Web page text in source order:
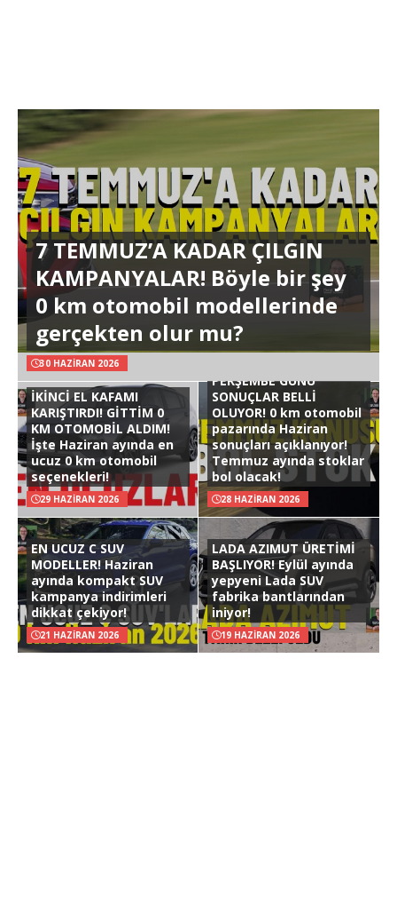
7 TEMMUZ’A KADAR ÇILGIN
KAMPANYALAR! Böyle bir şey
0 km otomobil modellerinde
gerçekten olur mu?
30 HAZIRAN 2026
İKİNCİ EL KAFAMI
KARIŞTIRDI! GİTTİM 0
KM OTOMOBİL ALDIM!
İşte Haziran ayında en
ucuz 0 km otomobil
seçenekleri!
29 HAZIRAN 2026
PERŞEMBE GÜNÜ
SONUÇLAR BELLİ
OLUYOR! 0 km otomobil
pazarında Haziran
sonuçları açıklanıyor!
Temmuz ayında stoklar
bol olacak!
28 HAZIRAN 2026
EN UCUZ C SUV
MODELLER! Haziran
ayında kompakt SUV
kampanya indirimleri
dikkat çekiyor!
21 HAZIRAN 2026
LADA AZIMUT ÜRETİMİ
BAŞLIYOR! Eylül ayında
yepyeni Lada SUV
fabrika bantlarından
iniyor!
19 HAZIRAN 2026